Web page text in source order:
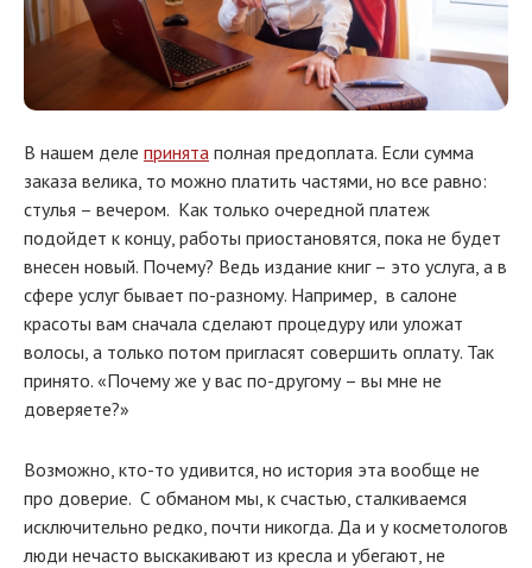
В нашем деле принята полная предоплата. Если сумма
заказа велика, то можно платить частями, но все равно:
стулья – вечером. Как только очередной платеж
подойдет к концу, работы приостановятся, пока не будет
внесен новый. Почему? Ведь издание книг – это услуга, а в
сфере услуг бывает по-разному. Например, в салоне
красоты вам сначала сделают процедуру или уложат
волосы, а только потом пригласят совершить оплату. Так
принято. «Почему же у вас по-другому – вы мне не
доверяете?»
Возможно, кто-то удивится, но история эта вообще не
про доверие. С обманом мы, к счастью, сталкиваемся
исключительно редко, почти никогда. Да и у косметологов
люди нечасто выскакивают из кресла и убегают, не